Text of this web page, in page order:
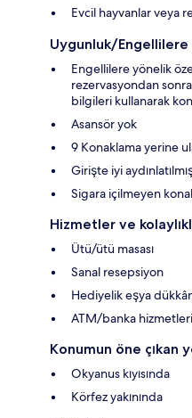
Evcil hayvanlar veya
Uygunluk/
Engellilere yönelik
rezervasyondan sonra
bilgileri kullanarak
Asansör yok
9 Konaklama yerine
Girişte iyi
Sigara içilmeyen
Hizmetler ve
Ütü/ütü masası
Sanal resepsiyon
Hediyelik eşya
ATM/banka hizmetleri
Konumun öne çıkan
Okyanus kıyısında
Körfez yakınında